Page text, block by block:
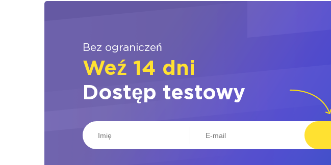
Bez ograniczeń
Weź 14 dni
Dostęp testowy